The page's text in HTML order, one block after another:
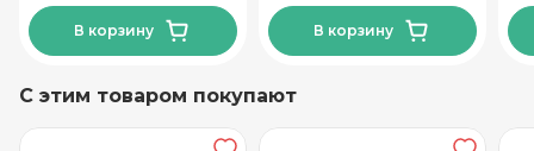
В корзину В корзину
С этим товаром покупают